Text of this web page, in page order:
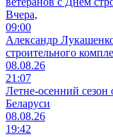
Вчера,
09:00
Александр
строительного
08.08.26
21:07
Летне-осенний
Беларуси
08.08.26
19:42